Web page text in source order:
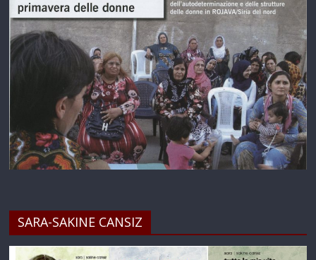
SARA-SAKINE CANSIZ